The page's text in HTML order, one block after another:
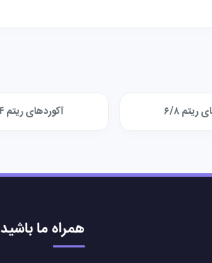
ریتم ۶/۸ آکوردهای ریتم ۴/۴
همراه ما باشید